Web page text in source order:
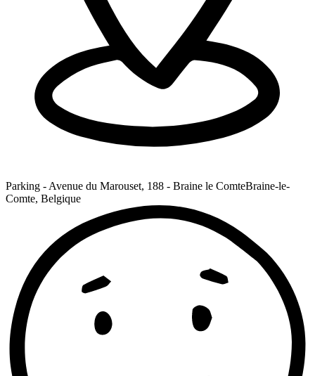
Parking - Avenue du Marouset, 188 - Braine le ComteBraine-le-
Comte, Belgique